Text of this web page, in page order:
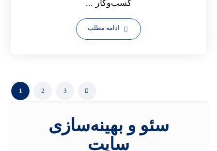
کسب‌وکار ...
ادامه مطلب
1 2 3
سئو و بهینه‌سازی
سایت